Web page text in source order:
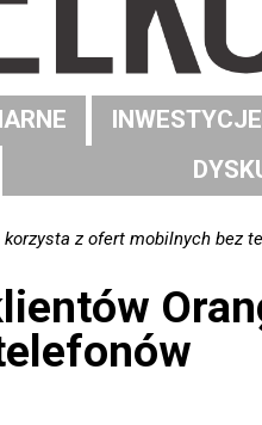
INWESTYCJE
korzysta z ofert mobilnych bez